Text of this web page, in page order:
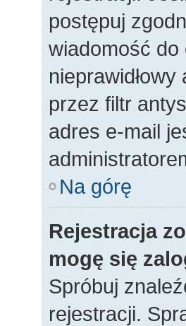
postępuj
wiadomość do
przez filtr
adres e-mail
Na górę
Rejestracja
mogę się
Spróbuj
rejestracji.